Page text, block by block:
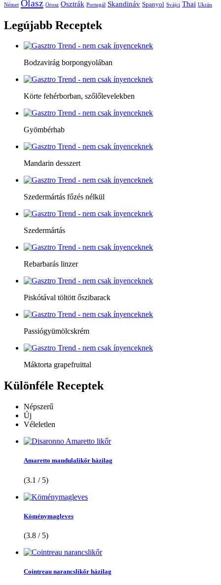
Német Olasz Orosz Osztrák Portugál Skandináv Spanyol Svájci Thai Ukrán
Legújabb Receptek
Bodzavirág borpongyolában
Körte fehérborban, szőlőlevelekben
Gyömbérhab
Mandarin desszert
Szedermártás főzés nélkül
Szedermártás
Rebarbarás linzer
Piskótával töltött őszibarack
Passiógyümölcskrém
Máktorta grapefruittal
Különféle Receptek
Népszerű
Új
Véleletlen
Amaretto mandulalikőr házilag
(3.1 / 5)
Köménymagleves
(3.8 / 5)
Cointreau narancslikőr házilag